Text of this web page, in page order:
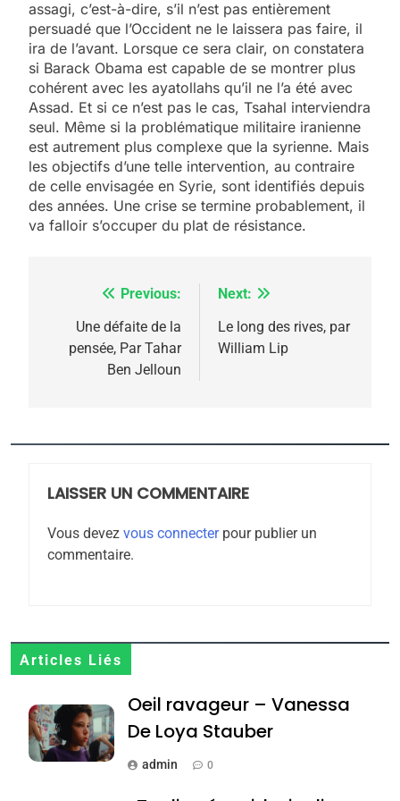
assagi, c’est-à-dire, s’il n’est pas entièrement
persuadé que l’Occident ne le laissera pas faire, il
ira de l’avant. Lorsque ce sera clair, on constatera
si Barack Obama est capable de se montrer plus
cohérent avec les ayatollahs qu’il ne l’a été avec
Assad. Et si ce n’est pas le cas, Tsahal interviendra
seul. Même si la problématique militaire iranienne
est autrement plus complexe que la syrienne. Mais
les objectifs d’une telle intervention, au contraire
de celle envisagée en Syrie, sont identifiés depuis
des années. Une crise se termine probablement, il
va falloir s’occuper du plat de résistance.
Navigation
l’article
Previous:
Une défaite de la
pensée, Par Tahar
Ben Jelloun
Next:
Le long des rives, par
William Lip
LAISSER UN COMMENTAIRE
Vous devez vous connecterpour publier un
commentaire.
Articles Liés
Oeil ravageur – Vanessa
De Loya Stauber
admin 0
2025, l’année la plus
meurtrière selon le
rapport d’ADL contre
FRANCE ISRAÉL
FIÈRE, DIGNE ET RÉSILIENTE :
MA JUDAÏTE par Thérèse
ISRAÉL JUDAISME
7
8
Tafraout, le miel de Tadla
Azilal consacrés produits
du terroir
DAFINA MAROC